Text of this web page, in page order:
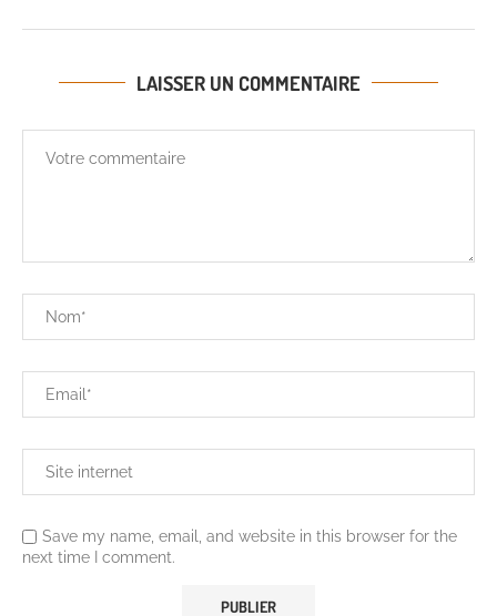
LAISSER UN COMMENTAIRE
Save my name, email, and website in this browser for the
next time I comment.